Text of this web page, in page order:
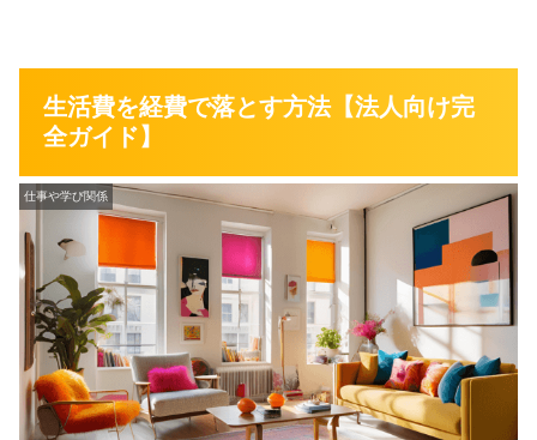
生活費を経費で落とす方法【法人向け完
全ガイド】
仕事や学び関係